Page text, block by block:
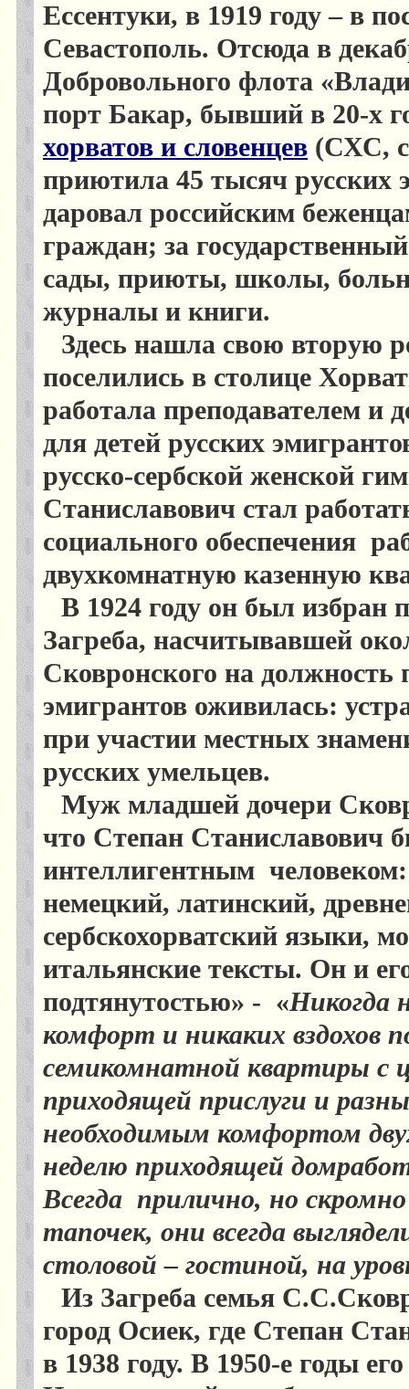
Ессентуки, в 1919 году – в
Севастополь. Отсюда в
Добровольного флота
порт Бакар, бывший в 20-х
хорватов и словенцев (СХС, с
приютила 45 тысяч русских
даровал российским
граждан; за
сады, приюты, школы,
журналы и книги.
Здесь нашла свою вторую
поселились в столице
работала преподавателем и
для детей русских
русско-сербской женской
Станиславович стал
социального обеспечения
двухкомнатную казенную
В 1924 году он был избран
Загреба, насчитывавшей
Сковронского на должность
эмигрантов оживилась:
при участии местных
русских умельцев.
Муж младшей дочери
что Степан Станиславович
интеллигентным
немецкий, латинский,
сербскохорватский языки,
итальянские тексты. Он и
подтянутостью» - «Никогда
комфорт и никаких вздохов
семикомнатной квартиры
приходящей прислуги и
необходимым комфортом
неделю приходящей
Всегда прилично, но
тапочек, они всегда
столовой – гостиной, на
Из Загреба семья
город Осиек, где Степан
в 1938 году. В 1950-е годы